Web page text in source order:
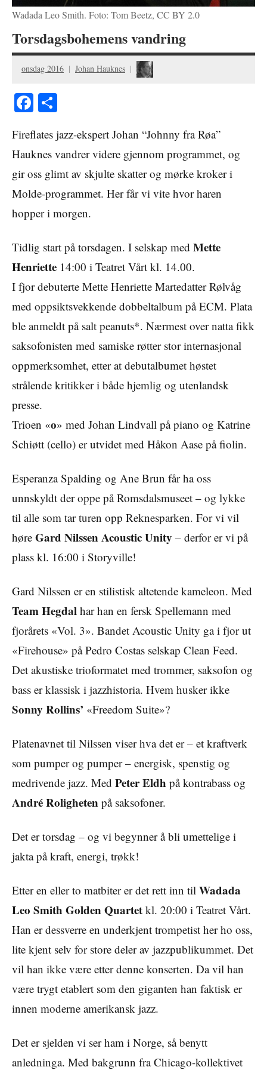
Wadada Leo Smith. Foto: Tom Beetz, CC BY 2.0
Torsdagsbohemens vandring
onsdag 2016 Johan Hauknes
Facebook
Fireflates jazz-ekspert Johan “Johnny fra Røa”
Hauknes vandrer videre gjennom programmet, og
gir oss glimt av skjulte skatter og mørke kroker i
Molde-programmet. Her får vi vite hvor haren
hopper i morgen.
Tidlig start på torsdagen. I selskap med Mette
Henriette 14:00 i Teatret Vårt kl. 14.00.
I fjor debuterte Mette Henriette Martedatter Rølvåg
med oppsiktsvekkende dobbeltalbum på ECM. Plata
ble anmeldt på salt peanuts*. Nærmest over natta fikk
saksofonisten med samiske røtter stor internasjonal
oppmerksomhet, etter at debutalbumet høstet
strålende kritikker i både hjemlig og utenlandsk
presse.
Trioen «o» med Johan Lindvall på piano og Katrine
Schiøtt (cello) er utvidet med Håkon Aase på fiolin.
Esperanza Spalding og Ane Brun får ha oss
unnskyldt der oppe på Romsdalsmuseet – og lykke
til alle som tar turen opp Reknesparken. For vi vil
høre Gard Nilssen Acoustic Unity – derfor er vi på
plass kl. 16:00 i Storyville!
Gard Nilssen er en stilistisk altetende kameleon. Med
Team Hegdal har han en fersk Spellemann med
fjorårets «Vol. 3». Bandet Acoustic Unity ga i fjor ut
«Firehouse» på Pedro Costas selskap Clean Feed.
Det akustiske trioformatet med trommer, saksofon og
bass er klassisk i jazzhistoria. Hvem husker ikke
Sonny Rollins’ «Freedom Suite»?
Platenavnet til Nilssen viser hva det er – et kraftverk
som pumper og pumper – energisk, spenstig og
medrivende jazz. Med Peter Eldh på kontrabass og
André Roligheten på saksofoner.
Det er torsdag – og vi begynner å bli umettelige i
jakta på kraft, energi, trøkk!
Etter en eller to matbiter er det rett inn til Wadada
Leo Smith Golden Quartet kl. 20:00 i Teatret Vårt.
Han er dessverre en underkjent trompetist her ho oss,
lite kjent selv for store deler av jazzpublikummet. Det
vil han ikke være etter denne konserten. Da vil han
være trygt etablert som den giganten han faktisk er
innen moderne amerikansk jazz.
Det er sjelden vi ser ham i Norge, så benytt
anledninga. Med bakgrunn fra Chicago-kollektivet